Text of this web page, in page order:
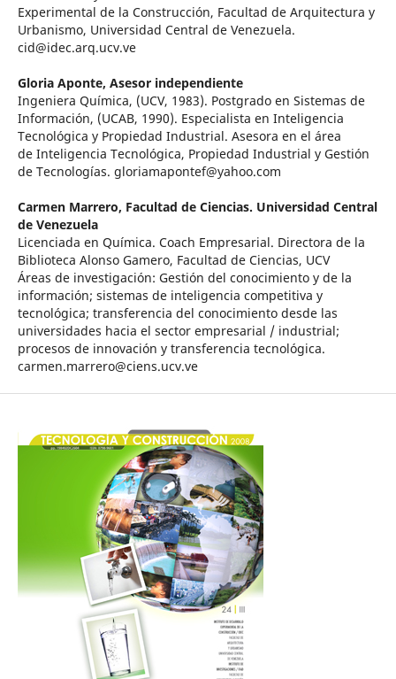
Experimental de la Construcción, Facultad de Arquitectura y
Urbanismo, Universidad Central de Venezuela.
cid@idec.arq.ucv.ve
Gloria Aponte, Asesor independiente
Ingeniera Química, (UCV, 1983). Postgrado en Sistemas de
Información, (UCAB, 1990). Especialista en Inteligencia
Tecnológica y Propiedad Industrial. Asesora en el área
de Inteligencia Tecnológica, Propiedad Industrial y Gestión
de Tecnologías. gloriamapontef@yahoo.com
Carmen Marrero, Facultad de Ciencias. Universidad Central
de Venezuela
Licenciada en Química. Coach Empresarial. Directora de la
Biblioteca Alonso Gamero, Facultad de Ciencias, UCV
Áreas de investigación: Gestión del conocimiento y de la
información; sistemas de inteligencia competitiva y
tecnológica; transferencia del conocimiento desde las
universidades hacia el sector empresarial / industrial;
procesos de innovación y transferencia tecnológica.
carmen.marrero@ciens.ucv.ve